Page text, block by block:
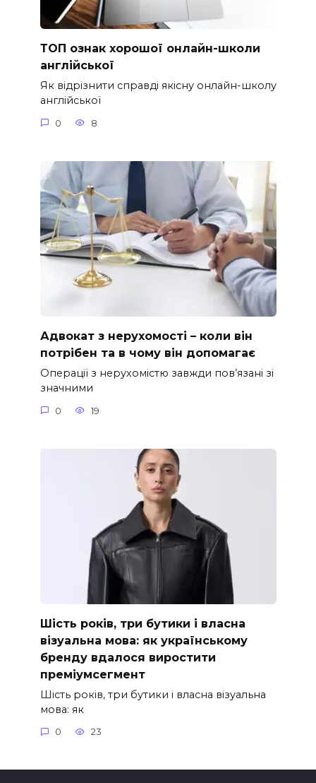
ТОП ознак хорошої онлайн-школи
англійської
Як відрізнити справді якісну онлайн-школу
англійської
0 8
Адвокат з нерухомості – коли він
потрібен та в чому він допомагає
Операції з нерухомістю завжди пов’язані зі
значними
0 19
Шість років, три бутики і власна
візуальна мова: як українському
бренду вдалося виростити
преміумсегмент
Шість років, три бутики і власна візуальна
мова: як
0 23